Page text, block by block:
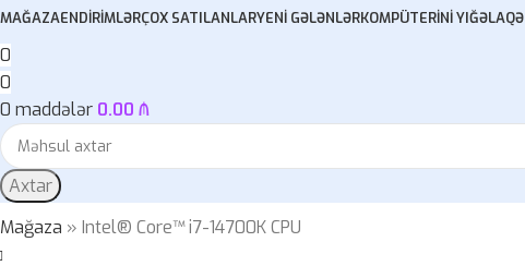
MAĞAZAENDIRIMLƏRÇOX SATILANLARYENI GƏLƏNLƏRKOMPÜTERINI YIĞƏLAQƏ
0
0
0 maddələr 0.00 ₼
Axtar
Mağaza »Intel® Core™ i7-14700K CPU